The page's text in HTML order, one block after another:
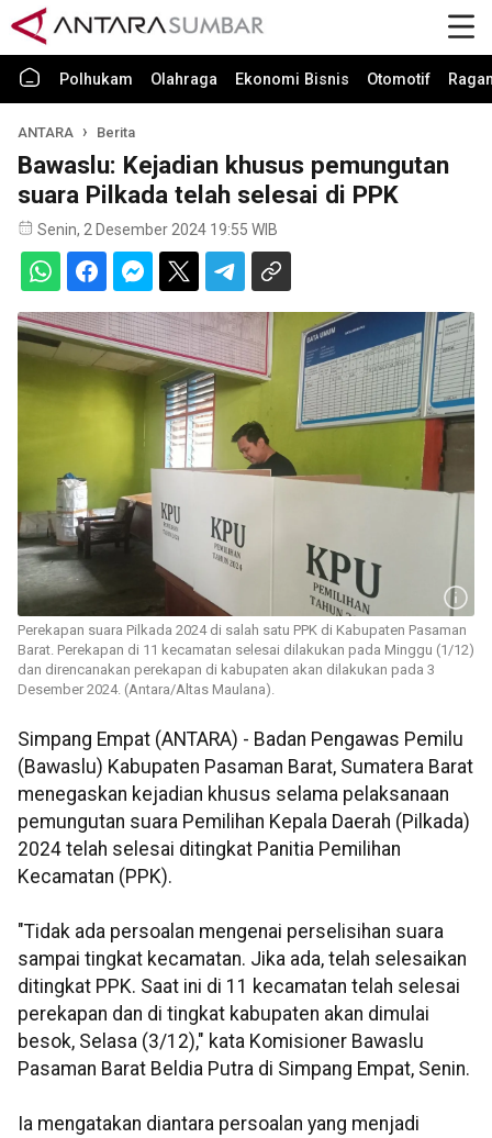
Polhukam Olahraga Ekonomi Bisnis Otomotif
ANTARA Berita
Bawaslu: Kejadian khusus pemungutan
suara Pilkada telah selesai di PPK
Senin, 2 Desember 2024 19:55 WIB
Perekapan suara Pilkada 2024 di salah satu PPK di Kabupaten Pasaman
Barat. Perekapan di 11 kecamatan selesai dilakukan pada Minggu (1/12)
dan direncanakan perekapan di kabupaten akan dilakukan pada 3
Desember 2024. (Antara/Altas Maulana).
Simpang Empat (ANTARA) - Badan Pengawas Pemilu
(Bawaslu) Kabupaten Pasaman Barat, Sumatera Barat
menegaskan kejadian khusus selama pelaksanaan
pemungutan suara Pemilihan Kepala Daerah (Pilkada)
2024 telah selesai ditingkat Panitia Pemilihan
Kecamatan (PPK).
"Tidak ada persoalan mengenai perselisihan suara
sampai tingkat kecamatan. Jika ada, telah selesaikan
ditingkat PPK. Saat ini di 11 kecamatan telah selesai
perekapan dan di tingkat kabupaten akan dimulai
besok, Selasa (3/12)," kata Komisioner Bawaslu
Pasaman Barat Beldia Putra di Simpang Empat, Senin.
Ia mengatakan diantara persoalan yang menjadi